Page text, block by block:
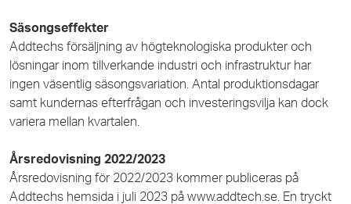
Säsongseffekter
Addtechs försäljning av högteknologiska produkter och
lösningar inom tillverkande industri och infrastruktur har
ingen väsentlig säsongsvariation. Antal produktionsdagar
samt kundernas efterfrågan och investeringsvilja kan dock
variera mellan kvartalen.
Årsredovisning 2022/2023
Årsredovisning för 2022/2023 kommer publiceras på
Addtechs hemsida i juli 2023 på www.addtech.se. En tryckt